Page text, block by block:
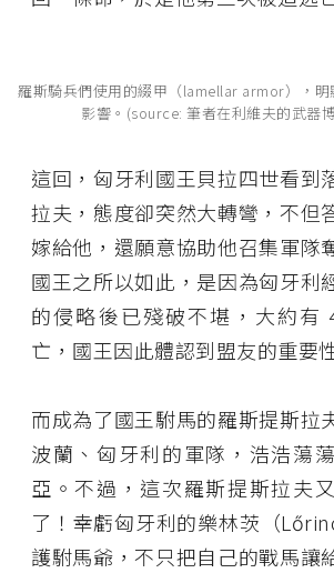
羅斯騎兵們使用的綴甲（lamellar armor），明
影響。(source: 筆者在利維夫的武器
這回，匈牙利國王貝拉四世看到
拉夫，態度卻突然大轉彎，不但
嫁給他，還願意協助他召集軍隊
國王之所以如此，是因為匈牙利
的侵略後已殘破不堪，大約有
亡，國王因此體認到盟友的重要
而成為了國王駙馬的羅斯提斯拉
波蘭、匈牙利的軍隊，浩浩蕩
亞。不過，這次羅斯提斯拉夫
了！幸虧匈牙利的樂林茨（
護駙馬爺，不只把自己的戰馬讓